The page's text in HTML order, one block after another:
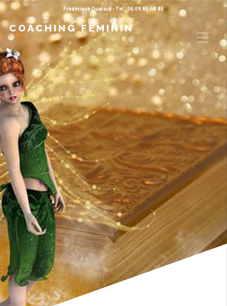
Frédérique Ouvrard - Tel :06.09.85.68.85
COACHING FÉMININ